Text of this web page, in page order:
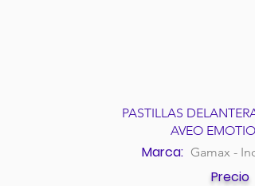
PASTILLAS
AVEO
Marca: Gamax -
Precio